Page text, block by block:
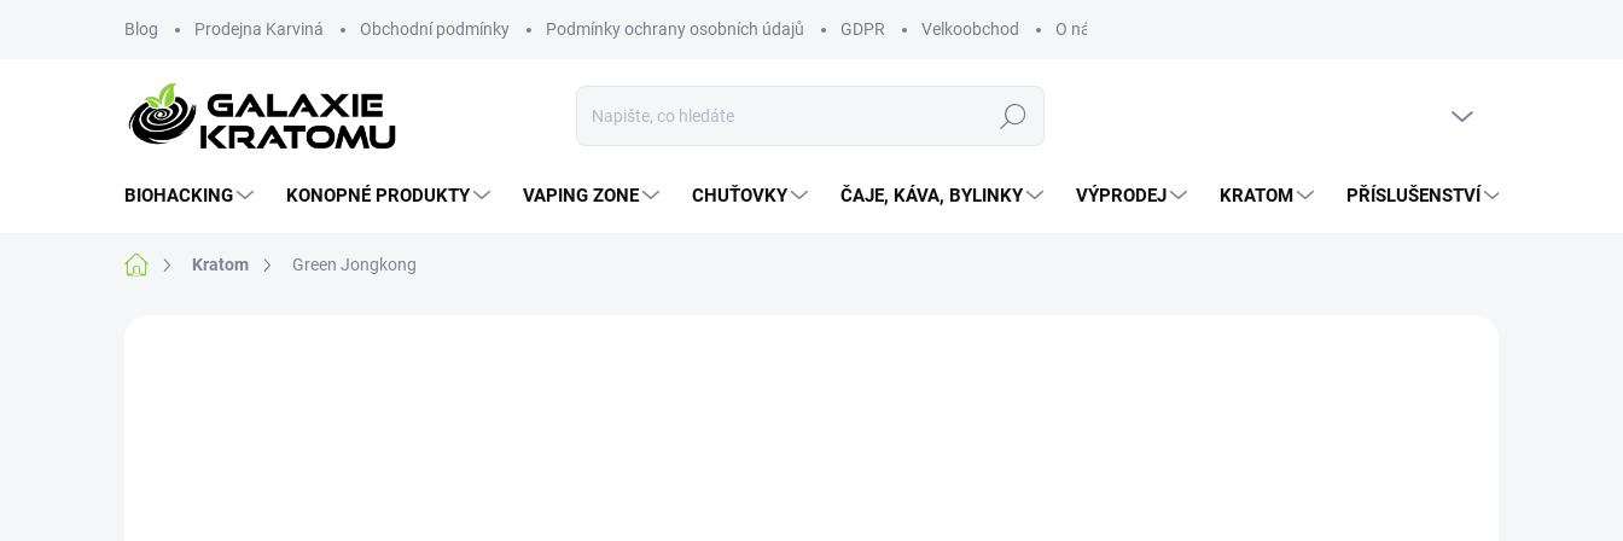
Blog Prodejna Karviná Obchodní podmínky Podmínky ochrany osobních údajů GDPR Velkoobchod O nás
Hledat
BIOHACKING KONOPNÉ PRODUKTY VAPING ZONE CHUŤOVKY ČAJE, KÁVA, BYLINKY VÝPRODEJ KRATOM PŘÍSLUŠENSTVÍ
Kratom Green Jongkong